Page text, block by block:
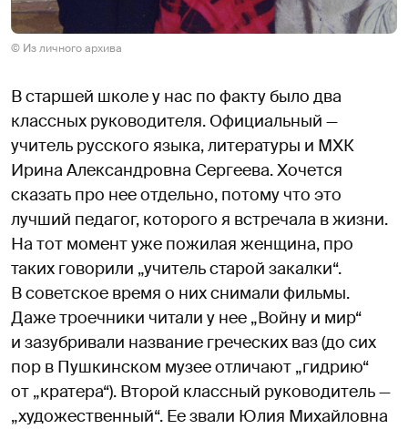
© Из личного архива
В старшей школе у нас по факту было два
классных руководителя. Официальный —
учитель русского языка, литературы и МХК
Ирина Александровна Сергеева. Хочется
сказать про нее отдельно, потому что это
лучший педагог, которого я встречала в жизни.
На тот момент уже пожилая женщина, про
таких говорили „учитель старой закалки“.
В советское время о них снимали фильмы.
Даже троечники читали у нее „Войну и мир“
и зазубривали название греческих ваз (до сих
пор в Пушкинском музее отличают „гидрию“
от „кратера“). Второй классный руководитель —
„художественный“. Ее звали Юлия Михайловна